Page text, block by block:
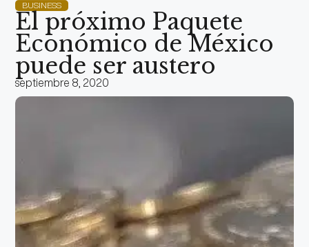
BUSINESS
El próximo Paquete
Económico de México
puede ser austero
septiembre 8, 2020